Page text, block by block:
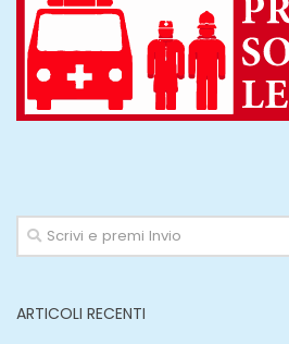
ARTICOLI RECENTI